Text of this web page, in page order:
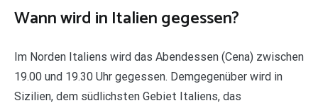
Wann wird in Italien gegessen?
Im Norden Italiens wird das Abendessen (Cena) zwischen
19.00 und 19.30 Uhr gegessen. Demgegenüber wird in
Sizilien, dem südlichsten Gebiet Italiens, das